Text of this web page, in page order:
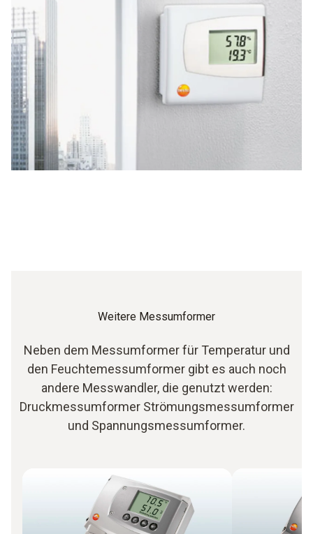
Alarmsystem
Zusätzliche Messungen, wie Feuchte
Weitere Messumformer
Neben dem Messumformer für Temperatur und
den Feuchtemessumformer gibt es auch noch
andere Messwandler, die genutzt werden:
Druckmessumformer Strömungsmessumformer
und Spannungsmessumformer.